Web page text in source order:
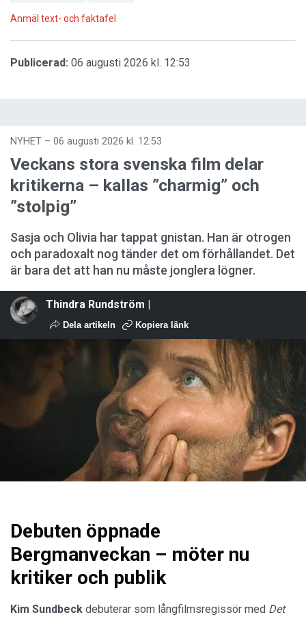
Anmäl text- och faktafel
Publicerad: 06 augusti 2026 kl. 12:53
NYHET – 06 augusti 2026 kl. 12:53
Veckans stora svenska film delar
kritikerna – kallas ”charmig” och
”stolpig”
Sasja och Olivia har tappat gnistan. Han är otrogen
och paradoxalt nog tänder det om förhållandet. Det
är bara det att han nu måste jonglera lögner.
Thindra Rundström |
Dela artikeln Kopiera länk
Debuten öppnade
Bergmanveckan – möter nu
kritiker och publik
Kim Sundbeck debuterar som långfilmsregissör med Det